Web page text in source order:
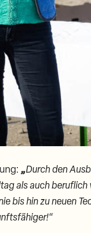
„Durch den
als auch beruflich
bis hin zu neuen